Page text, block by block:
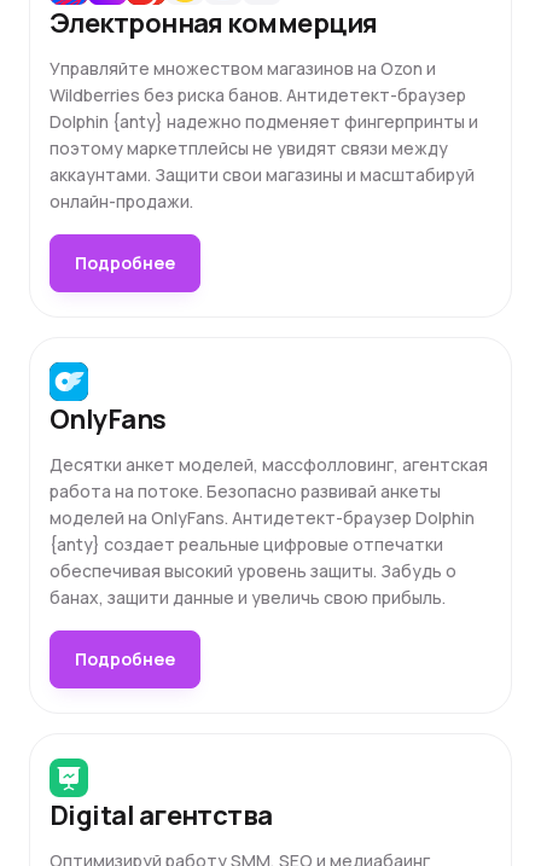
Электронная коммерция
Управляйте множеством магазинов на Ozon и
Wildberries без риска банов. Антидетект-браузер
Dolphin {anty} надежно подменяет фингерпринты и
поэтому маркетплейсы не увидят связи между
аккаунтами. Защити свои магазины и масштабируй
онлайн-продажи.
Подробнее
OnlyFans
Десятки анкет моделей, массфолловинг, агентская
работа на потоке. Безопасно развивай анкеты
моделей на OnlyFans. Антидетект-браузер Dolphin
{anty} создает реальные цифровые отпечатки
обеспечивая высокий уровень защиты. Забудь о
банах, защити данные и увеличь свою прибыль.
Подробнее
Digital агентства
Оптимизируй работу SMM, SEO и медиабаинг